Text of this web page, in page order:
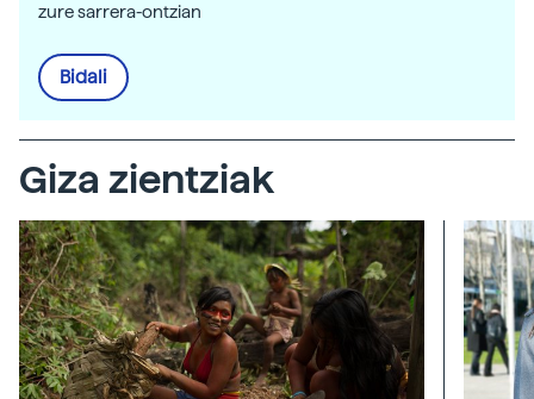
zure sarrera-ontzian
Bidali
Giza zientziak